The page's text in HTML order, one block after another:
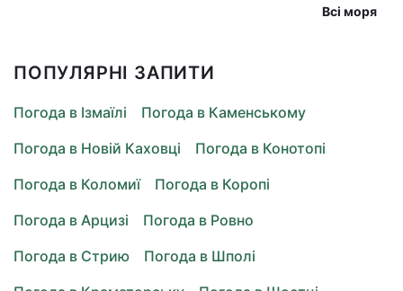
Всі моря
ПОПУЛЯРНІ ЗАПИТИ
Погода в Ізмаїлі
Погода в Каменському
Погода в Новій Каховці
Погода в Конотопі
Погода в Коломиї
Погода в Коропі
Погода в Арцизі
Погода в Ровно
Погода в Стрию
Погода в Шполі